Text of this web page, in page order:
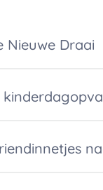
Nieuwe Draai